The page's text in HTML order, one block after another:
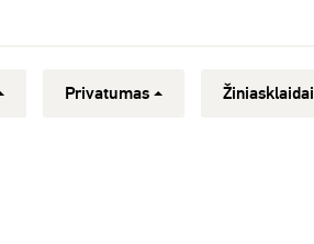
Privatumas Žiniasklaidai